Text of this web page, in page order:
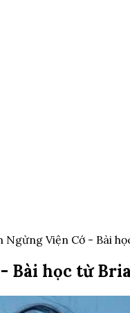
Ngừng Viện Cớ - Bài
Bài học từ